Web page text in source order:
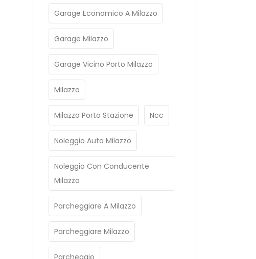
Garage Economico A Milazzo
Garage Milazzo
Garage Vicino Porto Milazzo
Milazzo
Milazzo Porto Stazione Ncc
Noleggio Auto Milazzo
Noleggio Con Conducente
Milazzo
Parcheggiare A Milazzo
Parcheggiare Milazzo